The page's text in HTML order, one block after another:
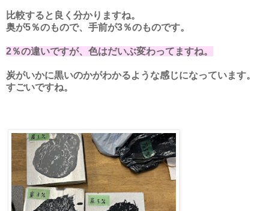
比較すると良く分かりますね。
奥が5％のもので、手前が3％のものです。
2％の違いですが、色はだいぶ変わってますね。
炭がいかに黒いのかがわかるような感じになっています。
すごいですね。